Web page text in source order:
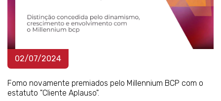
02/07/2024
Fomo novamente premiados pelo Millennium BCP com o
estatuto "Cliente Aplauso".